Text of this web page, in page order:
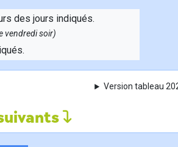
des jours indiqués.
vendredi soir)
Version tableau